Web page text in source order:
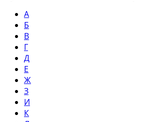
А
Б
В
Г
Д
Е
Ж
З
И
К